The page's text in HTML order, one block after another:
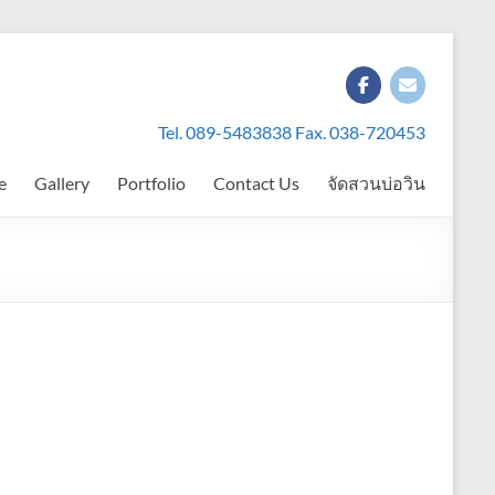
Tel. 089-5483838 Fax. 038-720453
Gallery Portfolio Contact Us จัดสวนบ่อวิน